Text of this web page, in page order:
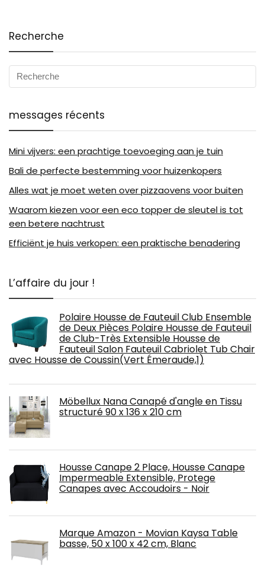
Recherche
messages récents
Mini vijvers: een prachtige toevoeging aan je tuin
Bali de perfecte bestemming voor huizenkopers
Alles wat je moet weten over pizzaovens voor buiten
Waarom kiezen voor een eco topper de sleutel is tot
een betere nachtrust
Efficiënt je huis verkopen: een praktische benadering
L’affaire du jour !
Polaire Housse de Fauteuil Club Ensemble
de Deux Pièces Polaire Housse de Fauteuil
de Club-Très Extensible Housse de
Fauteuil Salon Fauteuil Cabriolet Tub Chair
avec Housse de Coussin(Vert Émeraude,1)
Möbellux Nana Canapé d'angle en Tissu
structuré 90 x 136 x 210 cm
Housse Canape 2 Place, Housse Canape
Impermeable Extensible, Protege
Canapes avec Accoudoirs - Noir
Marque Amazon - Movian Kaysa Table
basse, 50 x 100 x 42 cm, Blanc